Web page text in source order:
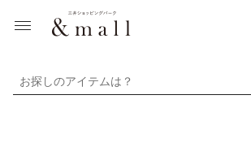
お探しのアイテムは？